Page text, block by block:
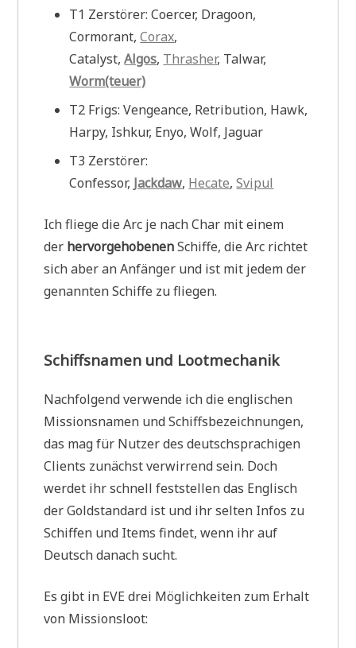
T1 Zerstörer: Coercer, Dragoon,
Cormorant,Corax,
Catalyst,Algos, Thrasher, Talwar,
Worm(teuer)
T2 Frigs: Vengeance, Retribution, Hawk,
Harpy, Ishkur, Enyo, Wolf, Jaguar
T3 Zerstörer:
Confessor, Jackdaw, Hecate,Svipul
Ich fliege die Arc je nach Char mit einem
der hervorgehobenenSchiffe, die Arc richtet
sich aber an Anfänger und ist mit jedem der
genannten Schiffe zu fliegen.
Schiffsnamen und Lootmechanik
Nachfolgend verwende ich die englischen
Missionsnamen und Schiffsbezeichnungen,
das mag für Nutzer des deutschsprachigen
Clients zunächst verwirrend sein. Doch
werdet ihr schnell feststellen das Englisch
der Goldstandard ist und ihr selten Infos zu
Schiffen und Items findet, wenn ihr auf
Deutsch danach sucht.
Es gibt in EVE drei Möglichkeiten zum Erhalt
von Missionsloot: